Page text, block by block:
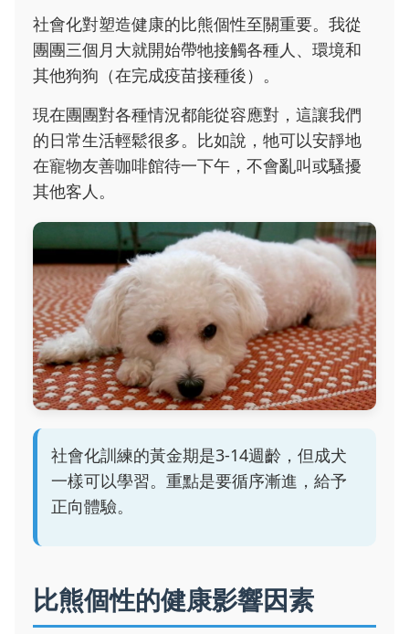
社會化對塑造健康的比熊個性至關重要。我從
團團三個月大就開始帶牠接觸各種人、環境和
其他狗狗（在完成疫苗接種後）。
現在團團對各種情況都能從容應對，這讓我們
的日常生活輕鬆很多。比如說，牠可以安靜地
在寵物友善咖啡館待一下午，不會亂叫或騷擾
其他客人。
社會化訓練的黃金期是3-14週齡，但成犬
一樣可以學習。重點是要循序漸進，給予
正向體驗。
比熊個性的健康影響因素